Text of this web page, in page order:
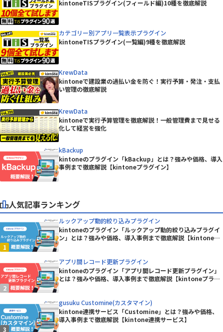
kintoneTISプラグイン(フィールド編)10種を徹底解説
カテゴリー別アプリ一覧表示プラグイン
kintoneTISプラグイン(一覧編)9種を徹底解説
KrewData
kintoneで建設業の過払い金を防ぐ！実行予算・発注・支払
い管理の徹底解説
KrewData
kintoneで実行予算管理を徹底解説！一般管理費まで見せる
化して経営を強化
kBackup
kintoneのプラグイン「kBackup」とは？強みや価格、導入
事例まで徹底解説【kintoneプラグイン】
人気記事ランキング
ルックアップ動的絞り込みプラグイン
kintoneのプラグイン「ルックアップ動的絞り込みプラグイ
ン」とは？強みや価格、導入事例まで徹底解説【kintoneプ
アプリ間レコード更新プラグイン
kintoneのプラグイン「アプリ間レコード更新プラグイン」
とは？強みや価格、導入事例まで徹底解説【kintoneプラグ
gusuku Customine(カスタマイン)
kintone連携サービス「Customine」とは？強みや価格、
導入事例まで徹底解説【kintone連携サービス】